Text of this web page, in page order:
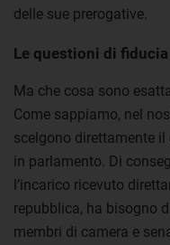
delle sue prerogative.
Le questioni di
Ma che cosa sono
Come sappiamo, nel
scelgono direttamente
in parlamento. Di
l’incarico ricevuto
repubblica, ha bisogno
membri di camera e